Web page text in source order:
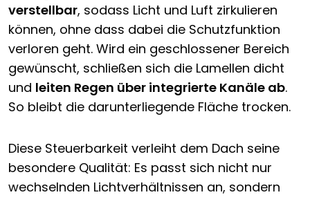
verstellbar, sodass Licht und Luft zirkulieren
können, ohne dass dabei die Schutzfunktion
verloren geht. Wird ein geschlossener Bereich
gewünscht, schließen sich die Lamellen dicht
und leiten Regen über integrierte Kanäle ab.
So bleibt die darunterliegende Fläche trocken.
Diese Steuerbarkeit verleiht dem Dach seine
besondere Qualität: Es passt sich nicht nur
wechselnden Lichtverhältnissen an, sondern